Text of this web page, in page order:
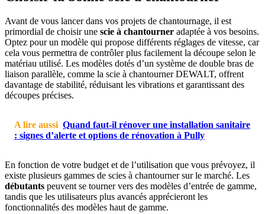
Avant de vous lancer dans vos projets de chantournage, il est
primordial de choisir une scie à chantourner adaptée à vos besoins.
Optez pour un modèle qui propose différents réglages de vitesse, car
cela vous permettra de contrôler plus facilement la découpe selon le
matériau utilisé. Les modèles dotés d’un système de double bras de
liaison parallèle, comme la scie à chantourner DEWALT, offrent
davantage de stabilité, réduisant les vibrations et garantissant des
découpes précises.
A lire aussi Quand faut-il rénover une installation sanitaire
: signes d’alerte et options de rénovation à Pully
En fonction de votre budget et de l’utilisation que vous prévoyez, il
existe plusieurs gammes de scies à chantourner sur le marché. Les
débutants peuvent se tourner vers des modèles d’entrée de gamme,
tandis que les utilisateurs plus avancés apprécieront les
fonctionnalités des modèles haut de gamme.